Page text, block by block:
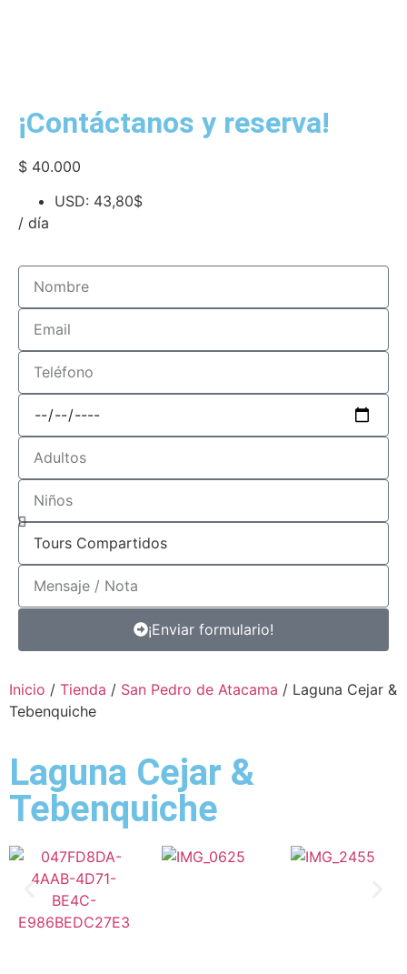
Inicio / Tienda / San Pedro de Atacama / Laguna Cejar &
Tebenquiche
Laguna Cejar &
Tebenquiche
¡Contáctanos y reserva!
$ 40.000
USD: 43,80$
/ día
¡Enviar formulario!